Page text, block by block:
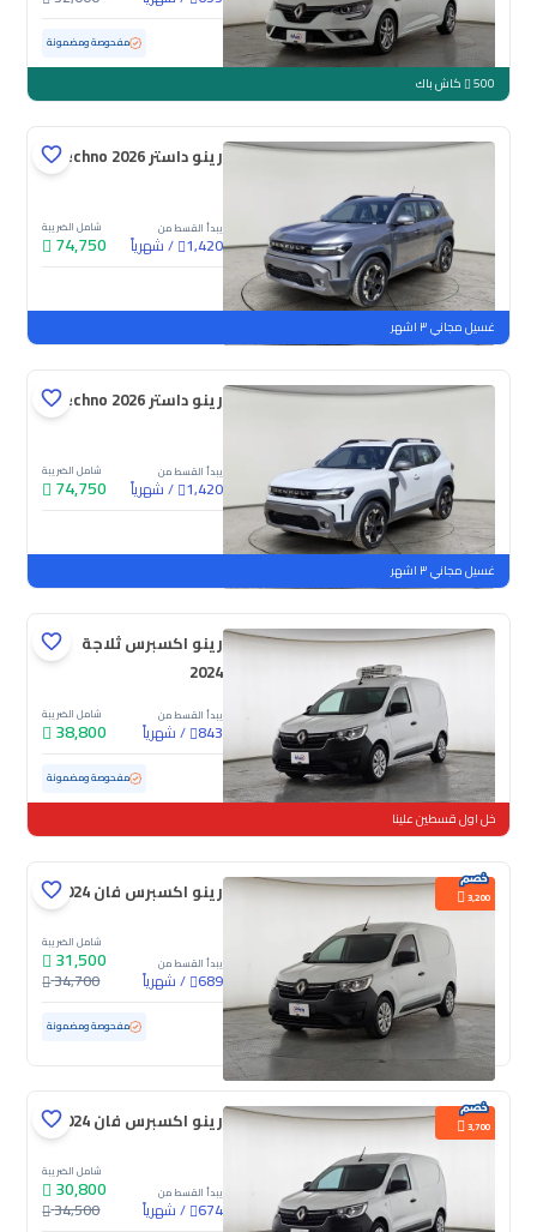
مستعملة 152,922 كم مفحوصة ومضمونة
500 كاش باك
رينو داستر Techno 2026
يبدأ القسط من
1,420
/شهرياً
شامل الضريبة
74,750
جديدة
غسيل مجاني ٣ اشهر
رينو داستر Techno 2026
يبدأ القسط من
1,420
/شهرياً
شامل الضريبة
74,750
جديدة
غسيل مجاني ٣ اشهر
رينو اكسبرس ثلاجة
2024
يبدأ القسط من
843
/شهرياً
شامل الضريبة
38,800
مستعملة 91,751 كم مفحوصة ومضمونة
خل اول قسطين علينا
3,200 رينو اكسبرس فان 2024
يبدأ القسط من
689
/شهرياً
شامل الضريبة
31,500
34,700
مستعملة 76,227 كم مفحوصة ومضمونة
3,700 رينو اكسبرس فان 2024
يبدأ القسط من
674
/شهرياً
شامل الضريبة
30,800
34,500